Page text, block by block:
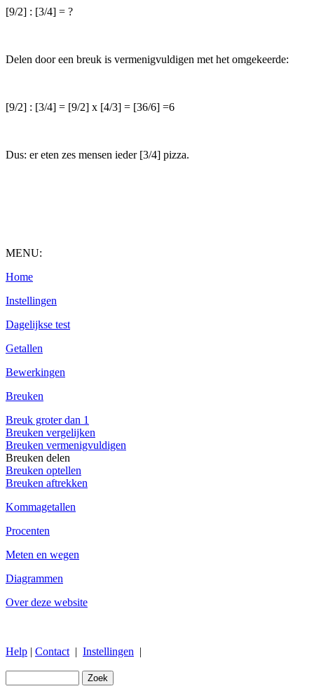
[9/2] : [3/4] = ?
Delen door een breuk is vermenigvuldigen met het omgekeerde:
[9/2] : [3/4] = [9/2] x [4/3] = [36/6] =6
Dus: er eten zes mensen ieder [3/4] pizza.
MENU:
Home
Instellingen
Dagelijkse test
Getallen
Bewerkingen
Breuken
Breuk groter dan 1
Breuken vergelijken
Breuken vermenigvuldigen
Breuken delen
Breuken optellen
Breuken aftrekken
Kommagetallen
Procenten
Meten en wegen
Diagrammen
Over deze website
Help | Contact | Instellingen |